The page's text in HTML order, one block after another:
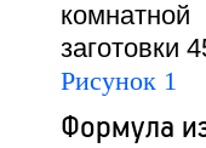
заготовки
Рисунок 1
Формула